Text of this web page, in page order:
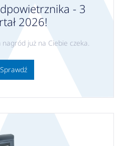
- 3
2026!
już na Ciebie czeka.
Sprawdź